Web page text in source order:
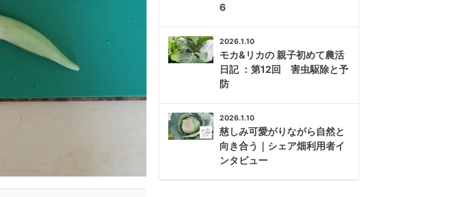
6
2026.1.10
モカ&リカの 親子初めて農活
日記 ：第12回 害虫駆除と予
防
2026.1.10
慈しみ可愛がりながら自然と
向き合う｜シェア畑利用者イ
ンタビュー